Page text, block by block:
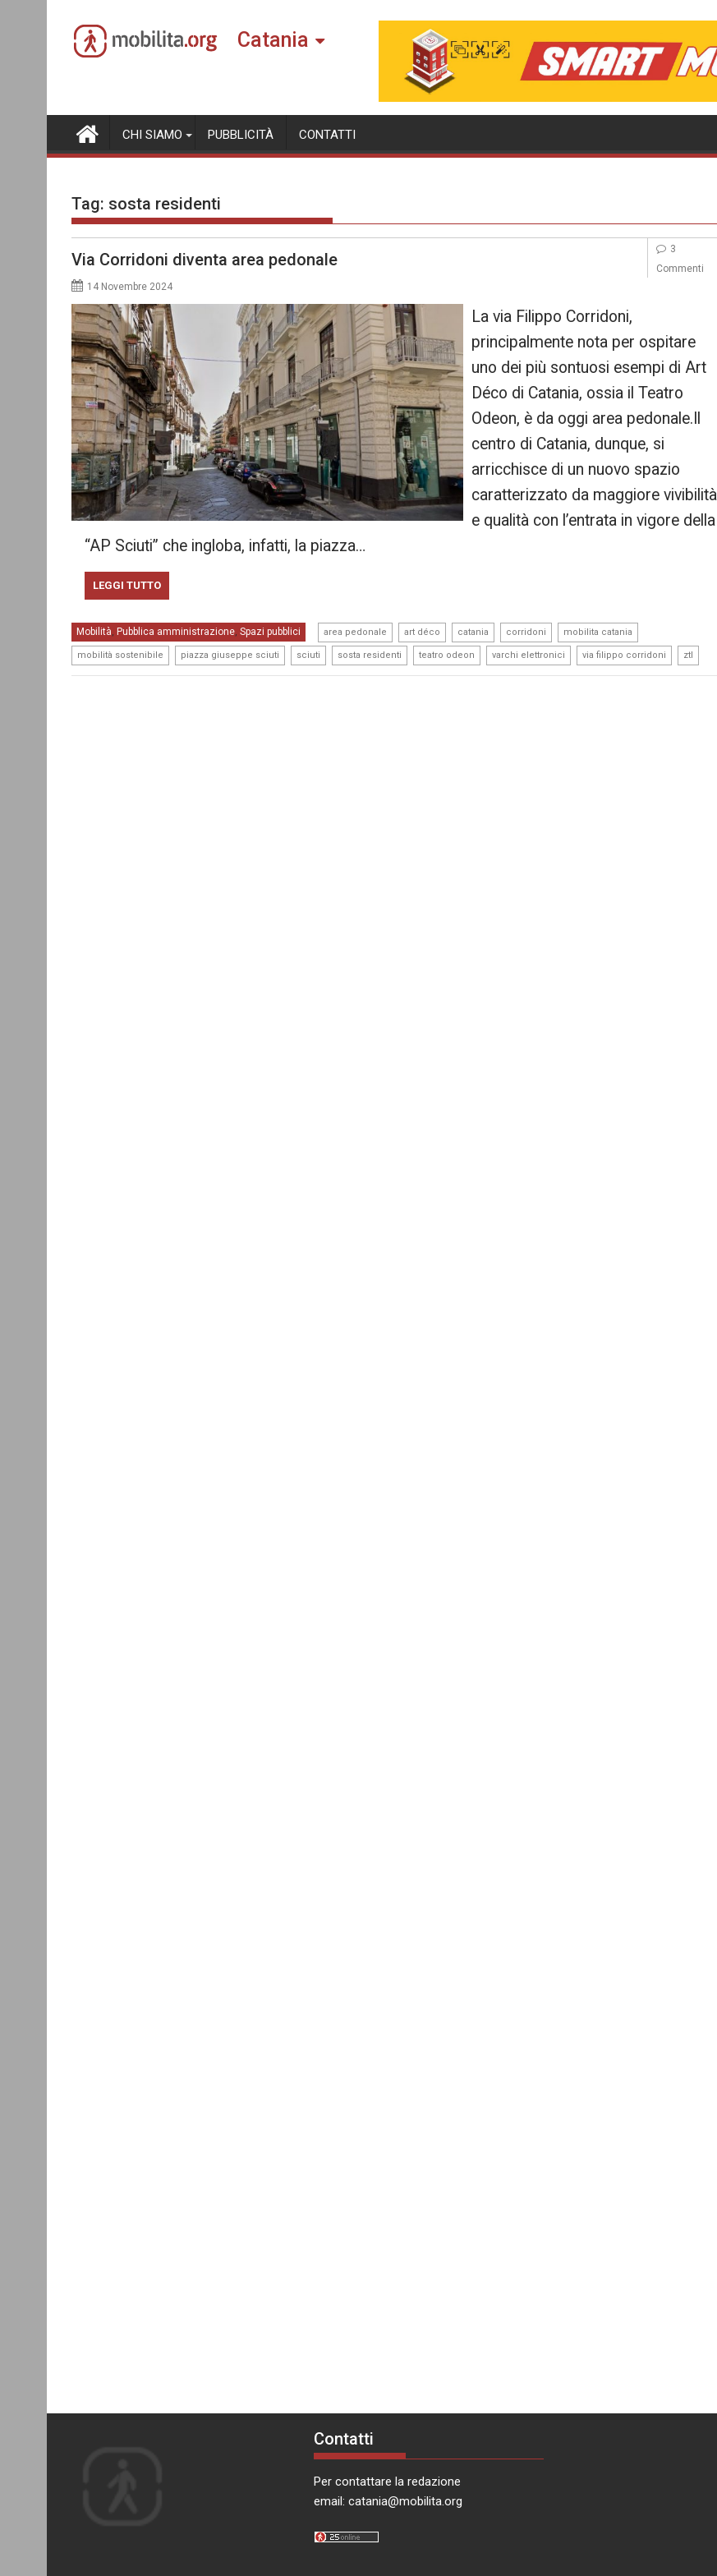
content
Catania
CHI SIAMO PUBBLICITÀ CONTATTI
Tag: sosta residenti
Via Corridoni diventa area pedonale
14 Novembre 2024
La via Filippo Corridoni,
principalmente nota per ospitare
uno dei più sontuosi esempi di Art
Déco di Catania, ossia il Teatro
Odeon, è da oggi area pedonale.Il
centro di Catania, dunque, si
arricchisce di un nuovo spazio
caratterizzato da maggiore vivibilità
e qualità con l’entrata in vigore della
“AP Sciuti” che ingloba, infatti, la piazza…
LEGGI TUTTO
Mobilità Pubblica amministrazione Spazi pubblici area pedonale art déco catania corridoni mobilita catania
mobilità sostenibile piazza giuseppe sciuti sciuti sosta residenti teatro odeon varchi elettronici via filippo corridoni ztl
3
Commenti
Contatti
Per contattare la redazione
email: catania@mobilita.org